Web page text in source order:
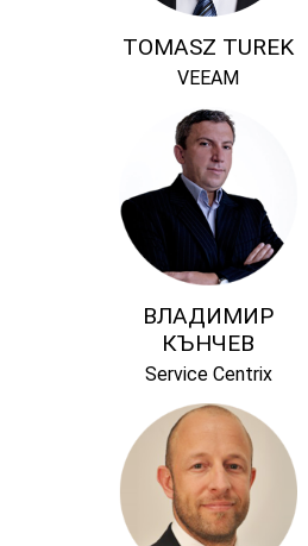
TOMASZ TUREK
VEEAM
ВЛАДИМИР
КЪНЧЕВ
Service Centrix